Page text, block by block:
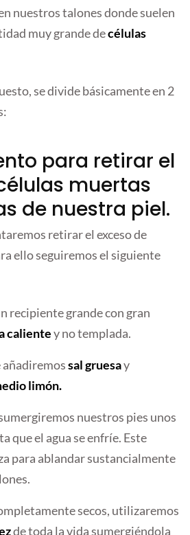
nuestros talones donde suelen
muy grande decélulas
se divide básicamente en 2
para retirar el
muertas
de nuestra piel.
retirar el exceso de
ello seguiremos el siguiente
recipiente grande con gran
calientey no templada.
sal gruesay
limón.
nuestros pies unos
que el agua se enfríe. Este
para ablandar sustancialmente
secos, utilizaremos
de toda la vida sumergiéndola